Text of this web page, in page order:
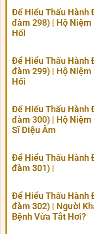
Để Hiểu Thấu Hành
đàm 298) | Hộ
Hối
Để Hiểu Thấu Hành
đàm 299) | Hộ
Hối
Để Hiểu Thấu Hành
đàm 300) | Hộ
Sĩ Diệu Âm
Để Hiểu Thấu Hành
đàm 301) |
Để Hiểu Thấu Hành
đàm 302) | Người
Bệnh Vừa Tắt Hơi?